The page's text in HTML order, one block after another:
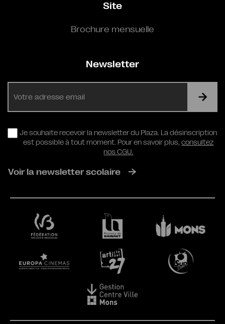
Site
Brochure mensuelle
Newsletter
RGPD
Je souhaite recevoir la newsletter du Plaza. La désinscription
est possible à tout moment. Pour en savoir plus,consultez
nos CGU.
Voir la newsletter scolaire